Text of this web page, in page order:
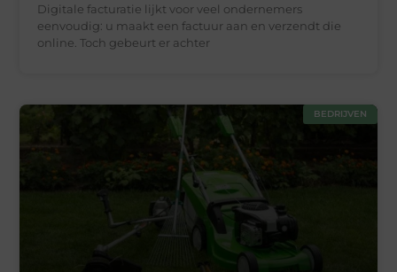
Digitale facturatie lijkt voor veel ondernemers
eenvoudig: u maakt een factuur aan en verzendt die
online. Toch gebeurt er achter
BEDRIJVEN